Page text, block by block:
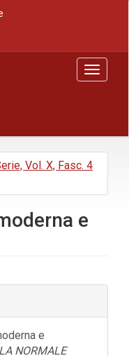
Toggle
Vol. X, Fasc. 4
e
e
NORMALE